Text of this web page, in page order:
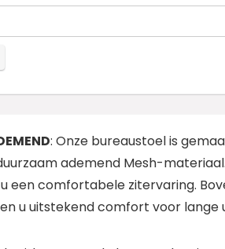
: Onze bureaustoel is
ademend Mesh-
een comfortabele zitervaring.
u uitstekend comfort voor